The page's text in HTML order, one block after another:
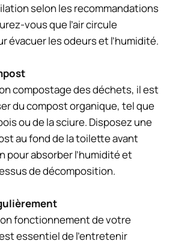
selon les recommandations
vous que l’air circule
évacuer les odeurs et l’humidité.
compostage des déchets, il est
du compost organique, tel que
ou de la sciure. Disposez une
au fond de la toilette avant
pour absorber l’humidité et
de décomposition.
fonctionnement de votre
essentiel de l’entretenir